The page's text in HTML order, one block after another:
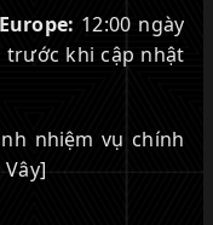
12:00 ngày
trước khi cập nhật
nhiệm vụ chính